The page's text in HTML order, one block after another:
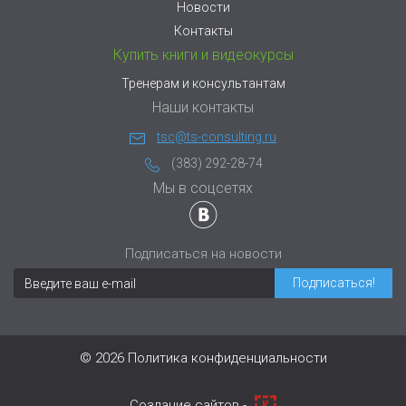
Новости
Контакты
Купить книги и видеокурсы
Тренерам и консультантам
Наши контакты
tsc@ts-consulting.ru
(383) 292-28-74
Мы в соцсетях
Подписаться на новости
© 2026 Политика конфиденциальности